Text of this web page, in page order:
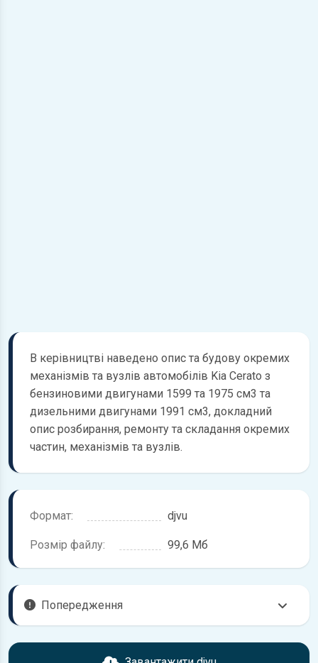
В керівництві наведено опис та будову окремих
механізмів та вузлів автомобілів Kia Cerato з
бензиновими двигунами 1599 та 1975 см3 та
дизельними двигунами 1991 см3, докладний
опис розбирання, ремонту та складання окремих
частин, механізмів та вузлів.
Формат: djvu
Розмір файлу: 99,6 Мб
Попередження
Перед завантаженням ознайомтесь з характеристиками
KIA Cerato, що надані в книзі. Можливі розбіжності, якщо